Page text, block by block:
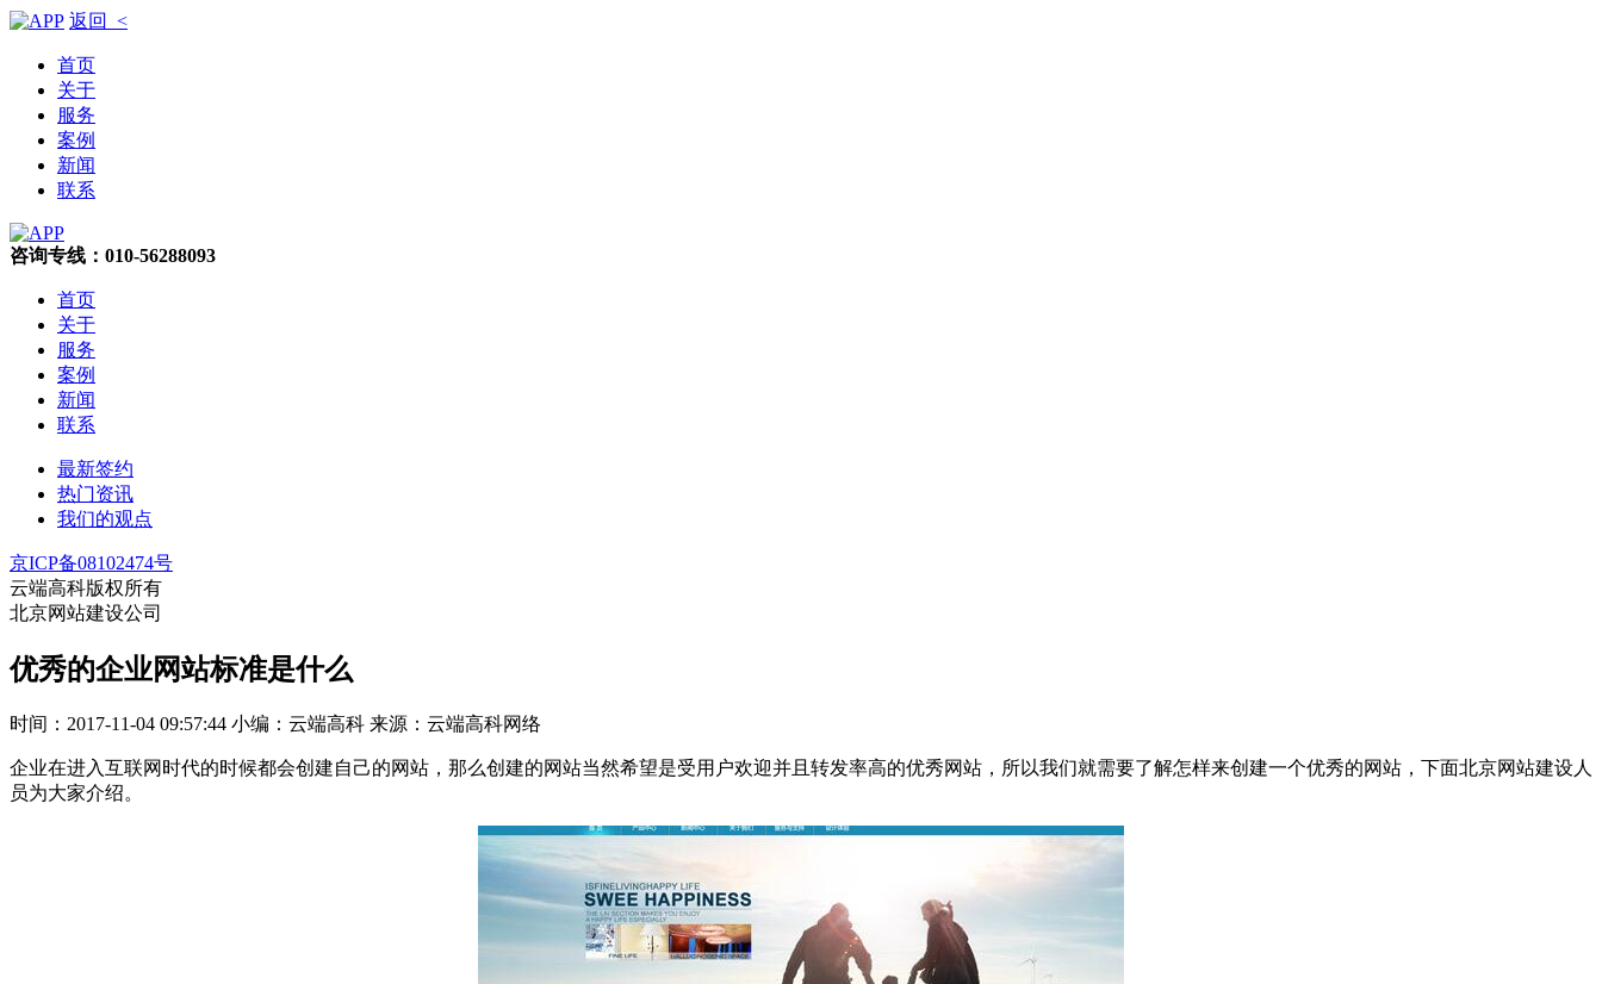
返回 <
首页
关于
服务
案例
新闻
联系
咨询专线：010-56288093
首页
关于
服务
案例
新闻
联系
最新签约
热门资讯
我们的观点
京ICP备08102474号
云端高科版权所有
北京网站建设公司
优秀的企业网站标准是什么
时间：2017-11-04 09:57:44 小编：云端高科 来源：云端高科网络
企业在进入互联网时代的时候都会创建自己的网站，那么创建的网站当然希望是受用户欢迎并且转发率高的优秀网站，所以我们就需要了解怎样来创建一个优秀的网站，下面北京网站建设人
员为大家介绍。